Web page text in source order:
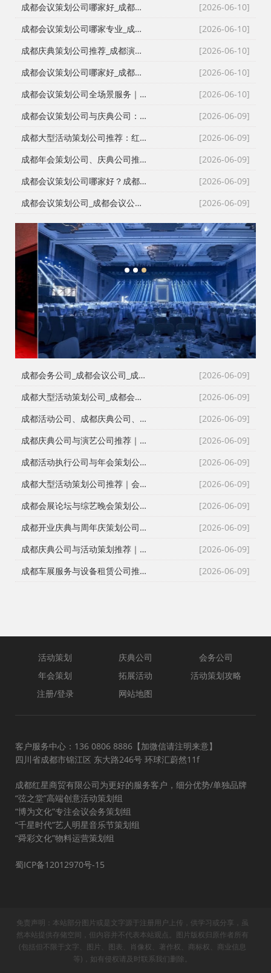
[2026-06-10]
成都会议策划公司哪家好_成都活动执行公司_成都庆典公司_火壶打铁花非遗表演全资源覆盖
[2026-06-10]
成都会议策划公司哪家专业_成都活动执行公司_成都庆典策划公司_全场景演艺资源快速匹配
[2026-06-10]
成都庆典策划公司推荐_成都演艺公司_成都活动执行公司_成都大型活动策划公司一手资源物美价廉
[2026-06-10]
成都会议策划公司哪家好_成都庆典策划公司排名_成都会务公司_成都活动执行公司专业团队推荐
[2026-06-10]
成都会议策划公司全场景服务｜成都活动公司活动类型全覆盖，成都会务公司一站式解决方案
[2026-06-09]
成都会议策划公司与庆典公司：红星商贸高难度活动执行实录
[2026-06-09]
成都大型活动策划公司推荐：红星27年深耕，专业靠谱团队大
[2026-06-09]
成都年会策划公司、庆典公司推荐：企业年会、周年庆典、颁奖典礼一站式承办，红星演艺与搭建团队专业靠谱
[2026-06-09]
成都会议策划公司哪家好？成都会务公司、会议公司推荐：红星活动专业承办新闻发布会与招商会
[2026-06-09]
成都会议策划公司_成都会议公司与成都年会策划公司专业执行团队
1 2 3
[2026-06-09]
成都会务公司_成都会议公司_成都庆典公司高难度同行单二手单全接｜成都红星活动策划用26年经验说话
[2026-06-09]
成都大型活动策划公司_成都会议策划公司_成都庆典策划公司哪家专业？成都红星活动策划26年团队实力深度解析
[2026-06-09]
成都活动公司、成都庆典公司、成都会务公司、成都会议策划公司，红星团队26年经验深度解读
[2026-06-09]
成都庆典公司与演艺公司推荐｜开张剪彩、舞龙舞狮、大型晚会全案执行
[2026-06-09]
成都活动执行公司与年会策划公司推荐｜全流程服务与安全保障
[2026-06-09]
成都大型活动策划公司推荐｜会议策划、庆典执行、年会演艺一站式服务
[2026-06-09]
成都会展论坛与综艺晚会策划公司推荐｜活动策划执行与资源整合专家
[2026-06-09]
成都开业庆典与周年庆策划公司推荐｜专业舞台搭建与高端现场布置
[2026-06-09]
成都庆典公司与活动策划推荐｜跨年晚会、元旦晚会、企业年会一站式执行
[2026-06-09]
成都车展服务与设备租赁公司推荐｜新车上市、试驾活动、巡展全案执行
活动策划 庆典公司
会务公司
年会策划
拓展活动
活动策划攻略
注册/登录
网站地图
客户服务中心：136 0806 8886【加微信请注明来意】
四川省成都市锦江区 东大路246号 环球汇蔚然11f
成都红星商贸有限公司为更好的服务客户，细分优势/单独品牌
“弦之堂”高端创意活动策划组
“博为文化”专注会议会务策划组
“千星时代”艺人明星音乐节策划组
“舜彩文化”物料运营策划组
蜀ICP备12012970号-15
免责声明：本站部分图片或是文字源于注册用户上传，供学习或分享，虽
然本站提供存储空间，但内容并不代表本站观点。图片版权归原作者所有
(包括但不限于文字、图片、图表、肖像权、著作权、商标权、商业信息
等)，如有侵权请及时联系我们删除。